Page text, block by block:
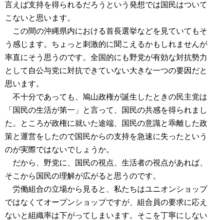
言えば支持を得られるだろうという発想では国民はついて
こないと思います。
この間の沖縄県内における首長選挙などを見ていてもそ
う感じます。ちょっと刺激的に聞こえるかもしれませんが
率直にそう思うのです。全国的にも野党が有効な対抗勢力
として自公与党に対抗できていない大きな一つの要因だと
思います。
不十分であっても、鳩山政権が誕生したときの民主党は
「国民の生活が第一」と言って、国民の共感を得られまし
た。ところが政権に就いた途端、国民の意識と乖離した政
策と運営をしたので国民からの支持を急速に失ったという
のが実際ではないでしょうか。
だから、野党に、国民の視点、生活者の視点があれば、
そこから国民の理解が広がると思うのです。
労働組合の立場から見ると、私たちはユニオンショップ
ではなくてオープンショップですが、組合員の要求に応え
ないと組織率は下がってしまいます。そこを丁寧にしない